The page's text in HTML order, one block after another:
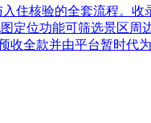
住核验的全套流程。收
定位功能可筛选景区周
收全款并由平台暂时代